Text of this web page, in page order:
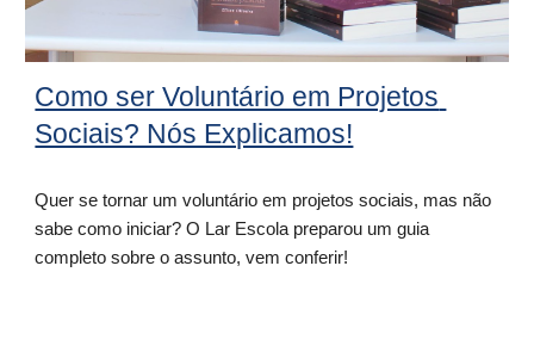
Como ser Voluntário em Projetos
Sociais? Nós Explicamos!
Quer se tornar um voluntário em projetos sociais, mas não
sabe como iniciar? O Lar Escola preparou um guia
completo sobre o assunto, vem conferir!